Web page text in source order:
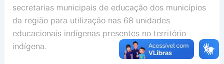
secretarias municipais de educação dos municípios
da região para utilização nas 68 unidades
educacionais indígenas presentes no território
indígena.